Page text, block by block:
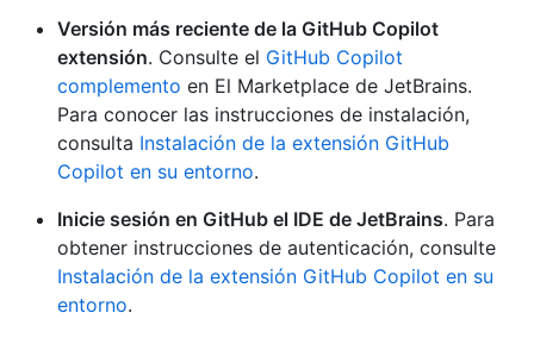
Versión más reciente de la GitHub Copilot
extensión. Consulte el GitHub Copilot
complemento en El Marketplace de JetBrains.
Para conocer las instrucciones de instalación,
consulta Instalación de la extensión GitHub
Copilot en su entorno.
Inicie sesión en GitHub el IDE de JetBrains. Para
obtener instrucciones de autenticación, consulte
Instalación de la extensión GitHub Copilot en su
entorno.